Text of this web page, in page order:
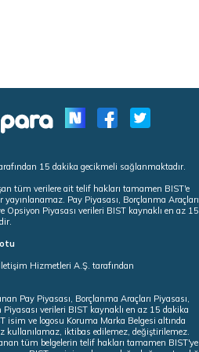
15 dakika gecikmeli sağlanmaktadır.
tüm verilere ait telif hakları tamamen BIST'e
yayınlanamaz. Pay Piyasası, Borçlanma Araçları
Opsiyon Piyasası verileri BIST kaynaklı en az 15
Hizmetleri A.Ş. tarafından
Pay Piyasası, Borçlanma Araçları Piyasası,
verileri BIST kaynaklı en az 15 dakika
isim ve logosu Koruma Marka Belgesi altında
kullanılamaz, iktibas edilemez, değiştirilemez.
tüm belgelerin telif hakları tamamen BIST'ye